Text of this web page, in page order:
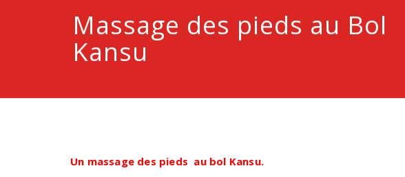
Massage des pieds au Bol
Kansu
Un massage des pieds au bol Kansu.